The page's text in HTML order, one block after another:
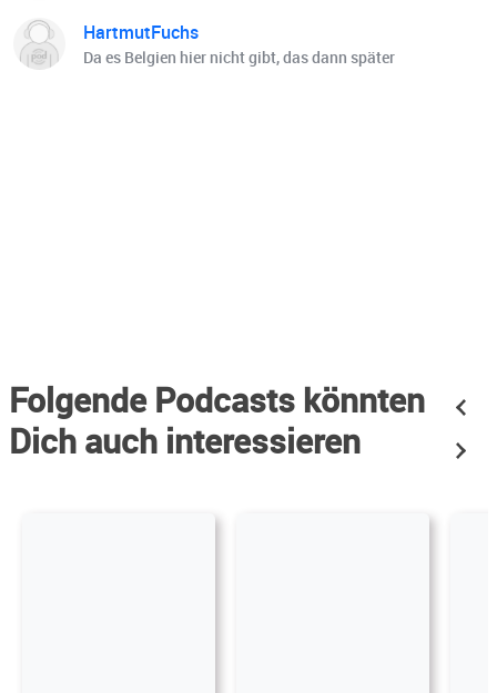
HartmutFuchs
Da es Belgien hier nicht gibt, das dann später
Folgende Podcasts könnten
Dich auch interessieren